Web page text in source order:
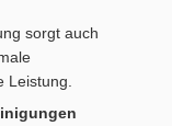
sorgt auch
Leistung.